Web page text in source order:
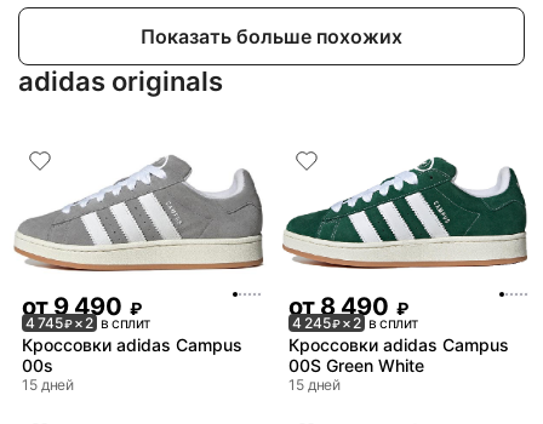
Показать больше похожих
adidas originals
от9 490 ₽
4 745₽× 2 в сплит
Кроссовки adidas Campus
00s
15 дней
от8 490 ₽
4 245₽× 2 в сплит
Кроссовки adidas Campus
00S Green White
15 дней